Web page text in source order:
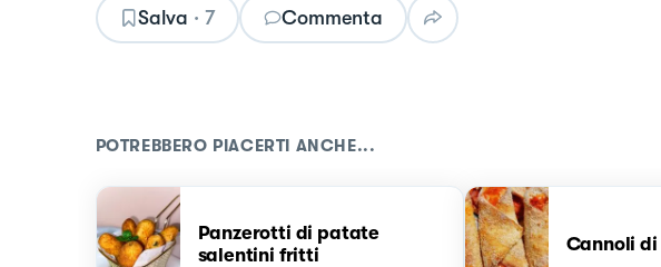
Salva · 7 Commenta
POTREBBERO PIACERTI ANCHE...
Panzerotti di patate
salentini fritti
Cannoli